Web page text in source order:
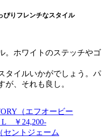
りフレンチなスタイル
。ホワイトのステッチやゴ
タイルいかがでしょう。パ
が、それも良し。
（エフオービー
￥24,200-
セントジェーム